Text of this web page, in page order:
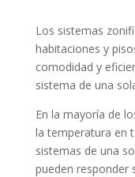
Los sistemas
habitaciones y
comodidad y
sistema de una
En la mayoría de
la temperatura en
sistemas de una
pueden responder